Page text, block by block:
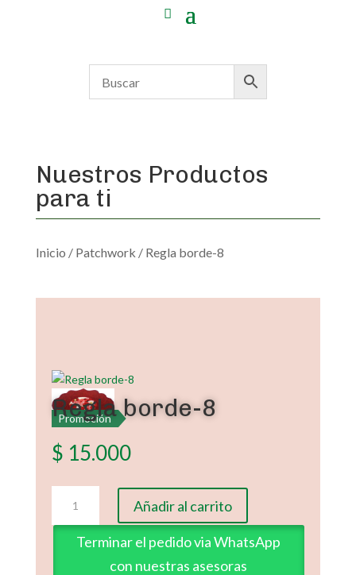
Nuestros Productos
para ti
Inicio / Patchwork / Regla borde-8
Promoción
Regla borde-8
$ 15.000
borde-
8
cantidad
Añadir al carrito
Terminar el pedido via WhatsApp
con nuestras asesoras